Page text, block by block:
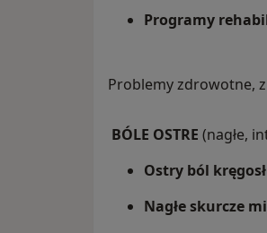
Programy
Problemy zdrowotne,
BÓLE OSTRE (nagłe,
Ostry ból
Nagłe skurcze